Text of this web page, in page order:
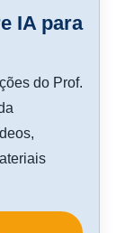
IA para
do Prof.